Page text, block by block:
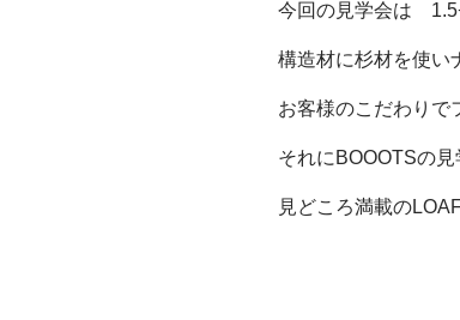
今回の見学会は
構造材に杉材を使い
お客様のこだわりで
それにBOOOTSの
見どころ満載の